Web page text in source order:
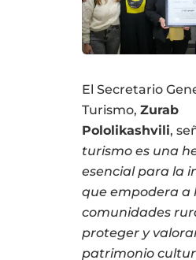
El Secretario
Turismo, Zurab
Pololikashvili,
turismo es una
esencial para la
que empodera a
comunidades
proteger y
patrimonio